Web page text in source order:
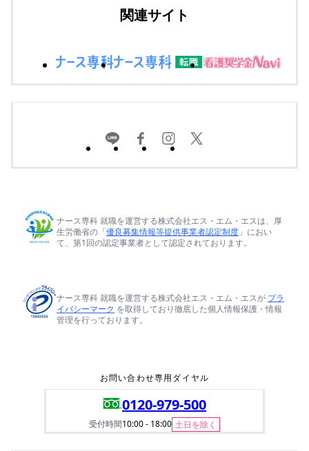
関連サイト
ナース専科 就職を運営する株式会社エス・エム・エスは、厚
生労働省の「優良募集情報等提供事業者認定制度 」におい
て、第1回の認定事業者として認定されております。
ナース専科 就職を運営する株式会社エス・エム・エスが プラ
イバシーマーク を取得しており徹底した個人情報保護・情報
管理を行っております。
お問い合わせ専用ダイヤル
0120-979-500
受付時間10:00 - 18:00 土日を除く